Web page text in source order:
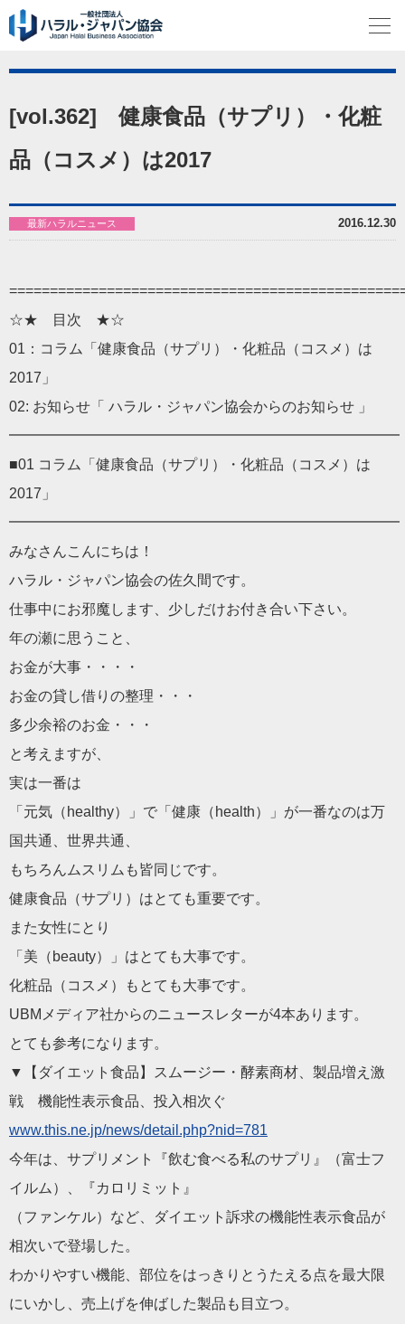
[vol.362] 健康食品（サプリ）・化粧
品（コスメ）は2017
2016.12.30
最新ハラルニュース
☆★ 目次 ★☆
01：コラム「健康食品（サプリ）・化粧品（コスメ）は
2017」
02: お知らせ「 ハラル・ジャパン協会からのお知らせ 」
■01 コラム「健康食品（サプリ）・化粧品（コスメ）は
2017」
━━━━━━━━━━━━━━━━━━━━━━━━━━━
みなさんこんにちは！
ハラル・ジャパン協会の佐久間です。
仕事中にお邪魔します、少しだけお付き合い下さい。
年の瀬に思うこと、
お金が大事・・・・
お金の貸し借りの整理・・・
多少余裕のお金・・・
と考えますが、
実は一番は
「元気（healthy）」で「健康（health）」が一番なのは万
国共通、世界共通、
もちろんムスリムも皆同じです。
健康食品（サプリ）はとても重要です。
また女性にとり
「美（beauty）」はとても大事です。
化粧品（コスメ）もとても大事です。
UBMメディア社からのニュースレターが4本あります。
とても参考になります。
▼【ダイエット食品】スムージー・酵素商材、製品増え激
戦 機能性表示食品、投入相次ぐ
www.this.ne.jp/news/detail.php?nid=781
今年は、サプリメント『飲む食べる私のサプリ』（富士フ
イルム）、『カロリミット』
（ファンケル）など、ダイエット訴求の機能性表示食品が
相次いで登場した。
わかりやすい機能、部位をはっきりとうたえる点を最大限
にいかし、売上げを伸ばした製品も目立つ。